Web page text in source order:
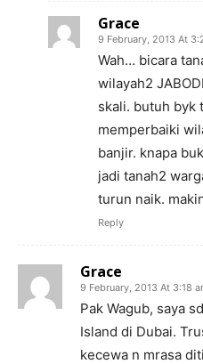
Grace
9 February, 2013 At
Wah… bicara
wilayah2
skali. butuh byk
memperbaiki
banjir. knapa
jadi tanah2
turun naik.
Reply
Grace
9 February, 2013 At 3:18
Pak Wagub, saya
Island di Dubai.
kecewa n mrasa